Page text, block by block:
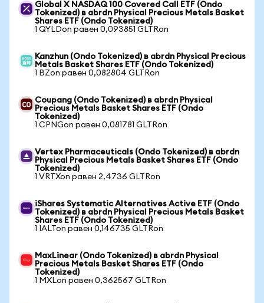
Global X NASDAQ 100 Covered Call ETF (Ondo
Tokenized) в abrdn Physical Precious Metals Basket
Shares ETF (Ondo Tokenized)
1 QYLDon равен 0,093851 GLTRon
Kanzhun (Ondo Tokenized) в abrdn Physical Precious
Metals Basket Shares ETF (Ondo Tokenized)
1 BZon равен 0,082804 GLTRon
Coupang (Ondo Tokenized) в abrdn Physical
Precious Metals Basket Shares ETF (Ondo
Tokenized)
1 CPNGon равен 0,081781 GLTRon
Vertex Pharmaceuticals (Ondo Tokenized) в abrdn
Physical Precious Metals Basket Shares ETF (Ondo
Tokenized)
1 VRTXon равен 2,4736 GLTRon
iShares Systematic Alternatives Active ETF (Ondo
Tokenized) в abrdn Physical Precious Metals Basket
Shares ETF (Ondo Tokenized)
1 IALTon равен 0,146735 GLTRon
MaxLinear (Ondo Tokenized) в abrdn Physical
Precious Metals Basket Shares ETF (Ondo
Tokenized)
1 MXLon равен 0,362567 GLTRon